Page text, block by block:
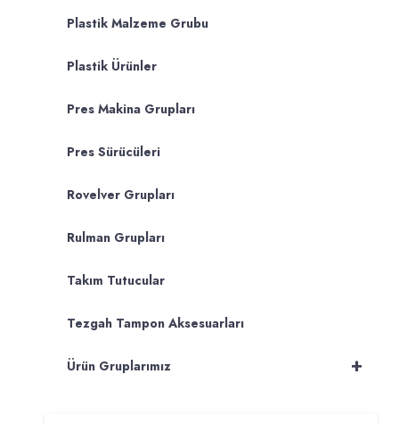
Plastik Malzeme Grubu
Plastik Ürünler
Pres Makina Grupları
Pres Sürücüleri
Rovelver Grupları
Rulman Grupları
Takım Tutucular
Tezgah Tampon Aksesuarları
+
Ürün Gruplarımız